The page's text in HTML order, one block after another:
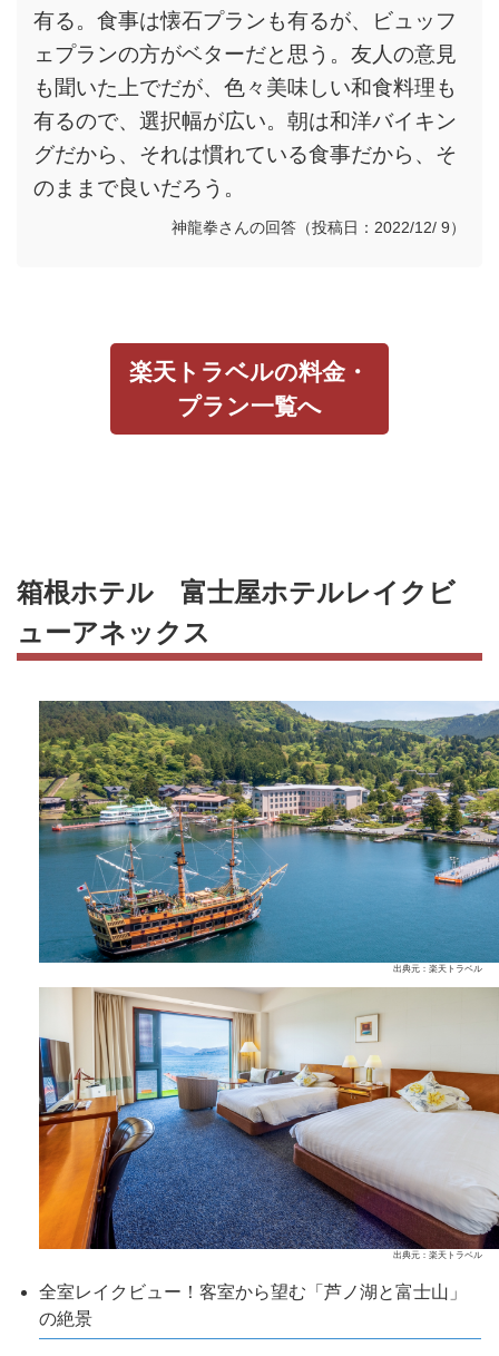
有る。食事は懐石プランも有るが、ビュッフ
ェプランの方がベターだと思う。友人の意見
も聞いた上でだが、色々美味しい和食料理も
有るので、選択幅が広い。朝は和洋バイキン
グだから、それは慣れている食事だから、そ
のままで良いだろう。
神龍拳さんの回答（投稿日：2022/12/ 9）
楽天トラベルの料金・
プラン一覧へ
箱根ホテル 富士屋ホテルレイクビ
ューアネックス
出典元：楽天トラベル
出典元：楽天トラベル
全室レイクビュー！客室から望む「芦ノ湖と富士山」
の絶景